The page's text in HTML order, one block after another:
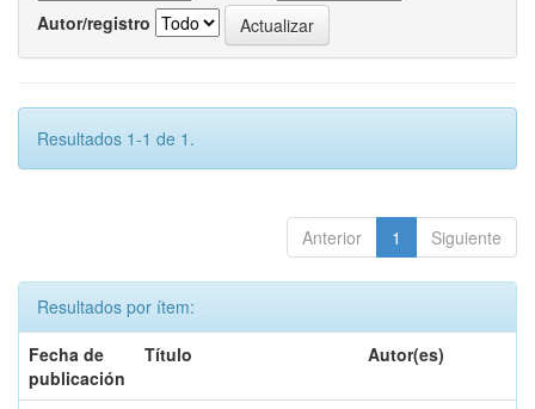
Autor/registro
Resultados 1-1 de 1.
Anterior 1 Siguiente
Resultados por ítem:
Fecha de
publicación
Título Autor(es)